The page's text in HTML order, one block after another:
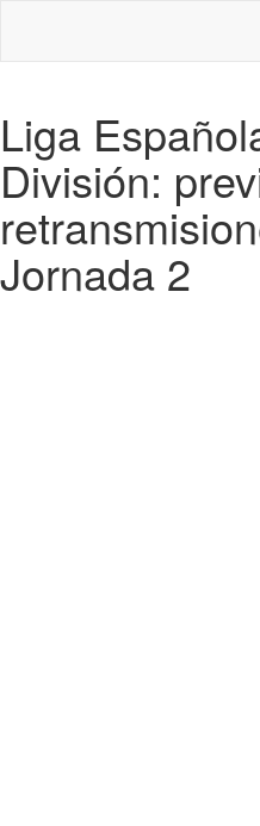
Liga
División:
Jornada 2